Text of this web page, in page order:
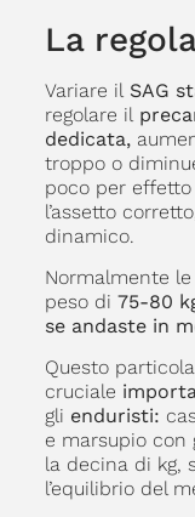
La
Variare il SAG
regolare il
dedicata,
troppo o
poco per
l’assetto
dinamico.
Normalmente
peso di 75-80
se andaste in
Questo
cruciale
gli enduristi:
e marsupio con
la decina di kg,
l’equilibrio del